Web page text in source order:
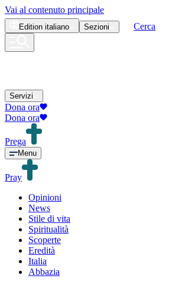
Vai al contenuto principale
Edition italiano Sezioni Cerca
Servizi
Dona ora
Dona ora
Prega
Menu
Pray
Opinioni
News
Stile di vita
Spiritualità
Scoperte
Eredità
Italia
Abbazia